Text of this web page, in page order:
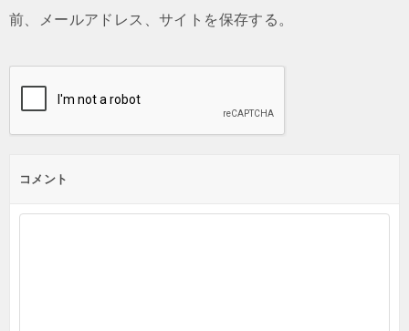
前、メールアドレス、サイトを保存する。
コメント